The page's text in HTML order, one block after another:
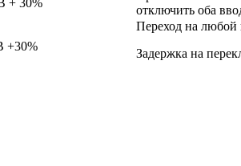
+ 30%
отключить оба
+30%
Переход на любой
Задержка на